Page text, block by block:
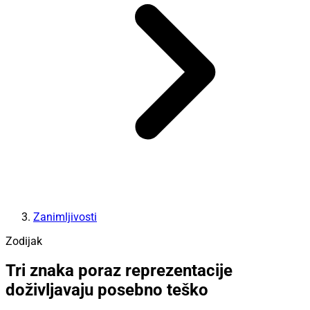
Zanimljivosti
Zodijak
Tri znaka poraz reprezentacije
doživljavaju posebno teško